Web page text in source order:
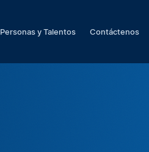
Personas y Talentos Contáctenos